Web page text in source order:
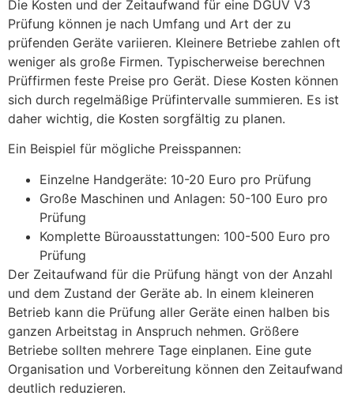
Die Kosten und der Zeitaufwand für eine DGUV V3
Prüfung können je nach Umfang und Art der zu
prüfenden Geräte variieren. Kleinere Betriebe zahlen oft
weniger als große Firmen. Typischerweise berechnen
Prüffirmen feste Preise pro Gerät. Diese Kosten können
sich durch regelmäßige Prüfintervalle summieren. Es ist
daher wichtig, die Kosten sorgfältig zu planen.
Ein Beispiel für mögliche Preisspannen:
Einzelne Handgeräte: 10-20 Euro pro Prüfung
Große Maschinen und Anlagen: 50-100 Euro pro
Prüfung
Komplette Büroausstattungen: 100-500 Euro pro
Prüfung
Der Zeitaufwand für die Prüfung hängt von der Anzahl
und dem Zustand der Geräte ab. In einem kleineren
Betrieb kann die Prüfung aller Geräte einen halben bis
ganzen Arbeitstag in Anspruch nehmen. Größere
Betriebe sollten mehrere Tage einplanen. Eine gute
Organisation und Vorbereitung können den Zeitaufwand
deutlich reduzieren.